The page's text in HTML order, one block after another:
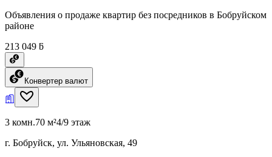
Объявления о продаже квартир без посредников в Бобруйском
районе
213 049 ƃ
Конвертер валют
3 комн.70 м²4/9 этаж
г. Бобруйск, ул. Ульяновская, 49